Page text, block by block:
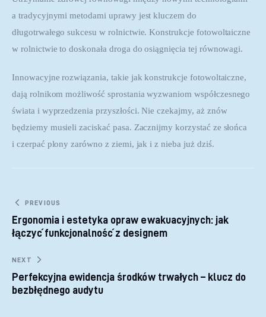
a tradycyjnymi metodami uprawy jest kluczem do
długotrwałego sukcesu w rolnictwie. Konstrukcje fotowoltaiczne
w rolnictwie to doskonała droga do osiągnięcia tej równowagi.
Innowacyjne rozwiązania, takie jak konstrukcje fotowoltaiczne,
dają rolnikom możliwość sprostania wyzwaniom współczesnego
świata i wyprzedzenia przyszłości. Nie czekajmy, aż znów
będziemy musieli zaciskać pasa. Zacznijmy korzystać ze słońca
i czerpać plony zarówno z ziemi, jak i z nieba już dziś.
Nawigacja wpisu
PREVIOUS
Ergonomia i estetyka opraw ewakuacyjnych: jak
łączyć funkcjonalność z designem
NEXT
Perfekcyjna ewidencja środków trwałych – klucz do
bezbłędnego audytu